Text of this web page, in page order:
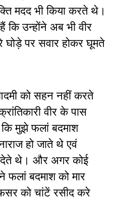
मदद भी किया करते थे।
उन्होंने अब भी वीर
घोड़े पर सवार होकर घूमते
को सहन नहीं करते
वीर के पास
मुझे फलां बदमाश
हो जाते थे एवं
थे। और अगर कोई
बदमाश को मार
को चांटें रसीद करे